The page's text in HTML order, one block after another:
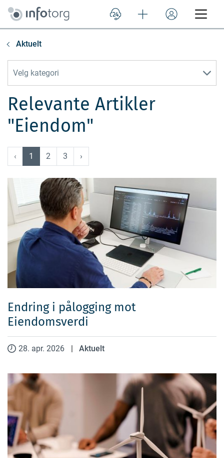
Aktuelt
Velg kategori
Relevante Artikler
"eiendom"
‹ 1 2 3 ›
Endring i pålogging mot
Eiendomsverdi
28. apr. 2026 | Aktuelt